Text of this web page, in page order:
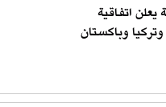
اتفاقية
وباكستان